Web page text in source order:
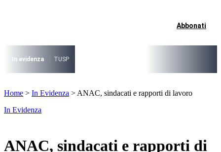
I più cercati
Lorem ipsum dolor sit amet consectetur
Abbonati
In evidenza TUSP
Lorem ipsum dolor sit amet consectetur
Home > In Evidenza > ANAC, sindacati e rapporti di lavoro
In Evidenza
ANAC, sindacati e rapporti di